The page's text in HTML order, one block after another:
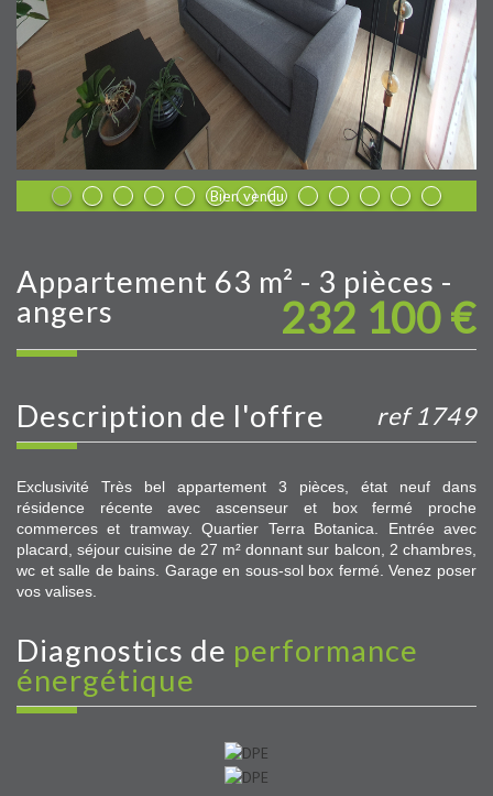
Bien vendu
appartement 63 m² - 3 pièces -
angers
232 100€
description de l'offre ref 1749
Exclusivité Très bel appartement 3 pièces, état neuf dans
résidence récente avec ascenseur et box fermé proche
commerces et tramway. Quartier Terra Botanica. Entrée avec
placard, séjour cuisine de 27 m² donnant sur balcon, 2 chambres,
wc et salle de bains. Garage en sous-sol box fermé. Venez poser
vos valises.
diagnostics de performance
énergétique